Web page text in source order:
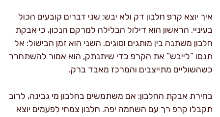
איך יוצא קרפ חלבון דק ולא יבש: שני דברים קובעים הכול
בעיניי. הראשון הוא דילול הבלילה למרקם הנכון, כי אבקת
חלבון משתנה בין מותגים וסוגים. השני הוא זמן הבישול: אל
תנסו “לייבש” את הקרפ כדי שיתנתק, הוא אמור להשתחרר
כשהשוליים מתייצבים והמרכז מאבד ברק.
בחירת אבקת החלבון: אם משתמשים בחלבון מי גבינה, לרוב
תקבלו קרפ רך עם השחמה יפה. חלבון צמחי לפעמים יוצא